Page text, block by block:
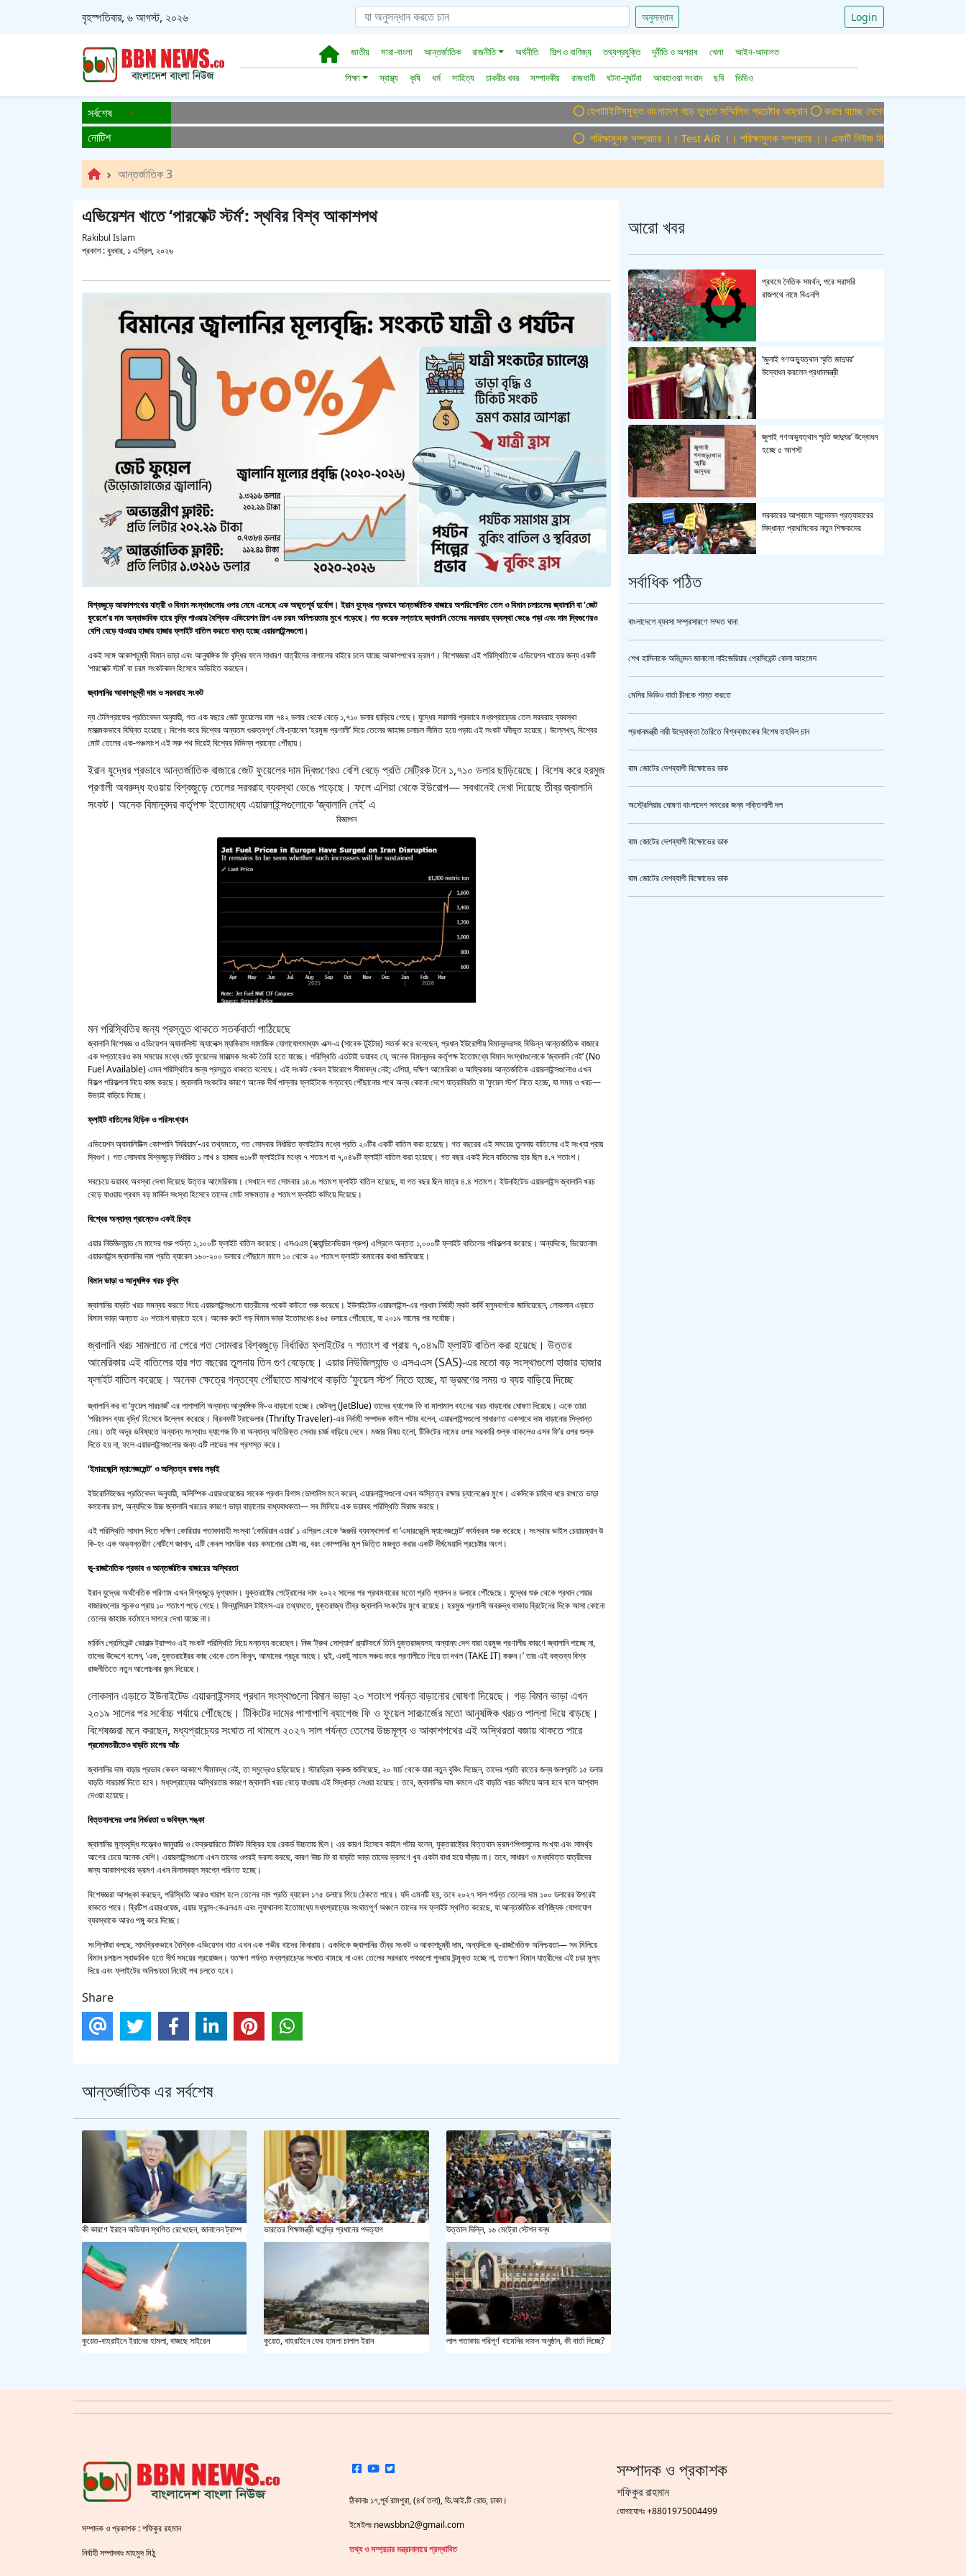
বৃহস্পতিবার, ৬ আগস্ট, ২০২৬ অনুসন্ধান Login
জাতীয় সারা-বাংলা আন্তর্জাতিক রাজনীতি অর্থনীতি শিল্প ও বাণিজ্য তথ্যপ্রযুক্তি দূর্নীতি ও অপরাধ খেলা
আইন-আদালত
শিক্ষা
স্বাস্থ্য কৃষি ধর্ম সাহিত্য চাকরীর খবর সম্পাদকীয় রাজধানী ঘটনা-দূঘর্টনা আবহাওয়া সংবাদ ছবি ভিডিও
সর্বশেষ হেপাটাইটিসমুক্ত বাংলাদেশ গড়ে তুলতে সম্মিলিত প্রচেষ্টার আহ্বান বদলে যাচ্ছে দেশের বিমান ও পর্যটন খাত, ডিসেম্বরে
নোটিশ পরিক্ষামুলক সম্প্রচার ।। Test AiR ।। পরিক্ষামুলক সম্প্রচার ।। একটি নিউজ মিডিয়া হাউজের জন্য অফিস
আন্তর্জাতিক 3
এভিয়েশন খাতে ‘পারফেক্ট স্টর্ম’: স্থবির বিশ্ব আকাশপথ
Rakibul Islam
প্রকাশ :বুধবার, ১ এপ্রিল, ২০২৬
বিশ্বজুড়ে আকাশপথের যাত্রী ও বিমান সংস্থাগুলোর ওপর নেমে এসেছে এক অভূতপূর্ব দুর্যোগ। ইরান যুদ্ধের প্রভাবে আন্তর্জাতিক বাজারে অপরিশোধিত তেল ও বিমান চলাচলের জ্বালানি বা ‘জেট
ফুয়েলে’র দাম অস্বাভাবিক হারে বৃদ্ধি পাওয়ায় বৈশ্বিক এভিয়েশন শিল্প এক চরম অনিশ্চয়তার মুখে পড়েছে। গত কয়েক সপ্তাহে জ্বালানি তেলের সরবরাহ ব্যবস্থা ভেঙে পড়া এবং দাম দ্বিগুণেরও
বেশি বেড়ে যাওয়ায় হাজার হাজার ফ্লাইট বাতিল করতে বাধ্য হচ্ছে এয়ারলাইন্সগুলো।
একই সঙ্গে আকাশচুম্বী বিমান ভাড়া এবং আনুষঙ্গিক ফি বৃদ্ধির ফলে সাধারণ যাত্রীদের নাগালের বাইরে চলে যাচ্ছে আকাশপথের ভ্রমণ। বিশেষজ্ঞরা এই পরিস্থিতিকে এভিয়েশন খাতের জন্য একটি
‘পারফেক্ট স্টর্ম’ বা চরম সংকটকাল হিসেবে অভিহিত করছেন।
জ্বালানির আকাশচুম্বী দাম ও সরবরাহ সংকট
দ্য টেলিগ্রাফের প্রতিবেদন অনুযায়ী, গত এক বছরে জেট ফুয়েলের দাম ৭৪২ ডলার থেকে বেড়ে ১,৭১০ ডলার ছাড়িয়ে গেছে। যুদ্ধের সরাসরি প্রভাবে মধ্যপ্রাচ্যের তেল সরবরাহ ব্যবস্থা
মারাত্মকভাবে বিঘ্নিত হয়েছে। বিশেষ করে বিশ্বের অন্যতম গুরুত্বপূর্ণ নৌ-চ্যানেল ‘হরমুজ প্রণালী’ দিয়ে তেলের জাহাজ চলাচল সীমিত হয়ে পড়ায় এই সংকট ঘনীভূত হয়েছে। উল্লেখ্য, বিশ্বের
মোট তেলের এক-পঞ্চমাংশ এই সরু পথ দিয়েই বিশ্বের বিভিন্ন প্রান্তে পৌঁছায়।
ইরান যুদ্ধের প্রভাবে আন্তর্জাতিক বাজারে জেট ফুয়েলের দাম দ্বিগুণেরও বেশি বেড়ে প্রতি মেট্রিক টনে ১,৭১০ ডলার ছাড়িয়েছে। বিশেষ করে হরমুজ
প্রণালী অবরুদ্ধ হওয়ায় বিশ্বজুড়ে তেলের সরবরাহ ব্যবস্থা ভেঙে পড়েছে। ফলে এশিয়া থেকে ইউরোপ— সবখানেই দেখা দিয়েছে তীব্র জ্বালানি
সংকট। অনেক বিমানবন্দর কর্তৃপক্ষ ইতোমধ্যে এয়ারলাইন্সগুলোকে ‘জ্বালানি নেই’ এ
বিজ্ঞাপন
মন পরিস্থিতির জন্য প্রস্তুত থাকতে সতর্কবার্তা পাঠিয়েছে
জ্বালানি বিশেষজ্ঞ ও এভিয়েশন অ্যানালিস্ট অ্যালেক্স ম্যাকিরাস সামাজিক যোগাযোগমাধ্যম এক্স-এ (সাবেক টুইটার) সতর্ক করে বলেছেন, প্রধান ইউরোপীয় বিমানবন্দরসহ বিভিন্ন আন্তর্জাতিক বাজারে
এক সপ্তাহেরও কম সময়ের মধ্যে জেট ফুয়েলের মারাত্মক সংকট তৈরি হতে যাচ্ছে। পরিস্থিতি এতটাই ভয়াবহ যে, অনেক বিমানবন্দর কর্তৃপক্ষ ইতোমধ্যে বিমান সংস্থাগুলোকে ‘জ্বালানি নেই’ (No
Fuel Available) এমন পরিস্থিতির জন্য প্রস্তুত থাকতে বলেছে। এই সংকট কেবল ইউরোপে সীমাবদ্ধ নেই; এশিয়া, দক্ষিণ আমেরিকা ও আফ্রিকার আন্তর্জাতিক এয়ারলাইন্সগুলোও এখন
বিকল্প পরিকল্পনা নিয়ে কাজ করছে। জ্বালানি সংকটের কারণে অনেক দীর্ঘ পাল্লার ফ্লাইটকে গন্তব্যে পৌঁছানোর পথে অন্য কোনো দেশে যাত্রাবিরতি বা ‘ফুয়েল স্টপ’ নিতে হচ্ছে, যা সময় ও খরচ—
উভয়ই বাড়িয়ে দিচ্ছে।
ফ্লাইট বাতিলের হিড়িক ও পরিসংখ্যান
এভিয়েশন অ্যানালিটিক্স কোম্পানি ‘সিরিয়াম’-এর তথ্যমতে, গত সোমবার নির্ধারিত ফ্লাইটের মধ্যে প্রতি ২০টির একটি বাতিল করা হয়েছে। গত বছরের এই সময়ের তুলনায় বাতিলের এই সংখ্যা প্রায়
দ্বিগুণ। গত সোমবার বিশ্বজুড়ে নির্ধারিত ১ লাখ ৪ হাজার ৬১৮টি ফ্লাইটের মধ্যে ৭ শতাংশ বা ৭,০৪৯টি ফ্লাইট বাতিল করা হয়েছে। গত বছর একই দিনে বাতিলের হার ছিল ৪.৭ শতাংশ।
সবচেয়ে ভয়াবহ অবস্থা দেখা দিয়েছে উত্তর আমেরিকায়। সেখানে গত সোমবার ১৪.৬ শতাংশ ফ্লাইট বাতিল হয়েছে, যা গত বছর ছিল মাত্র ৪.৪ শতাংশ। ইউনাইটেড এয়ারলাইন্স জ্বালানি খরচ
বেড়ে যাওয়ায় প্রথম বড় মার্কিন সংস্থা হিসেবে তাদের মোট সক্ষমতার ৫ শতাংশ ফ্লাইট কমিয়ে দিয়েছে।
বিশ্বের অন্যান্য প্রান্তেও একই চিত্র
এয়ার নিউজিল্যান্ড মে মাসের শুরু পর্যন্ত ১,১০০টি ফ্লাইট বাতিল করেছে। এসএএস (স্ক্যান্ডিনেভিয়ান গ্রুপ) এপ্রিলে অন্তত ১,০০০টি ফ্লাইট বাতিলের পরিকল্পনা করেছে। অন্যদিকে, ভিয়েতনাম
এয়ারলাইন্স জ্বালানির দাম প্রতি ব্যারেল ১৬০-২০০ ডলারে পৌঁছালে মাসে ১০ থেকে ২০ শতাংশ ফ্লাইট কমানোর কথা জানিয়েছে।
বিমান ভাড়া ও আনুষঙ্গিক খরচ বৃদ্ধি
জ্বালানির বাড়তি খরচ সমন্বয় করতে গিয়ে এয়ারলাইন্সগুলো যাত্রীদের পকেট কাটতে শুরু করেছে। ইউনাইটেড এয়ারলাইন্স-এর প্রধান নির্বাহী স্কট কার্বি ব্লুমবার্গকে জানিয়েছেন, লোকসান এড়াতে
বিমান ভাড়া অন্তত ২০ শতাংশ বাড়াতে হবে। অনেক রুটে গড় বিমান ভাড়া ইতোমধ্যে ৪৬৫ ডলারে পৌঁছেছে, যা ২০১৯ সালের পর সর্বোচ্চ।
জ্বালানি খরচ সামলাতে না পেরে গত সোমবার বিশ্বজুড়ে নির্ধারিত ফ্লাইটের ৭ শতাংশ বা প্রায় ৭,০৪৯টি ফ্লাইট বাতিল করা হয়েছে। উত্তর
আমেরিকায় এই বাতিলের হার গত বছরের তুলনায় তিন গুণ বেড়েছে। এয়ার নিউজিল্যান্ড ও এসএএস (SAS)-এর মতো বড় সংস্থাগুলো হাজার হাজার
ফ্লাইট বাতিল করেছে। অনেক ক্ষেত্রে গন্তব্যে পৌঁছাতে মাঝপথে বাড়তি ‘ফুয়েল স্টপ’ নিতে হচ্ছে, যা ভ্রমণের সময় ও ব্যয় বাড়িয়ে দিচ্ছে
জ্বালানি কর বা ‘ফুয়েল সারচার্জ’ এর পাশাপাশি অন্যান্য আনুষঙ্গিক ফি-ও বাড়ানো হচ্ছে। জেটব্লু (JetBlue) তাদের ব্যাগেজ ফি বা মালামাল বহনের খরচ বাড়ানোর ঘোষণা দিয়েছে। একে তারা
‘পরিচালন ব্যয় বৃদ্ধি’ হিসেবে উল্লেখ করেছে। থ্রিনফটি ট্রাভেলার (Thrifty Traveler)-এর নির্বাহী সম্পাদক কাইল পটার বলেন, এয়ারলাইন্সগুলো সাধারণত একসাথে দাম বাড়ানোর সিদ্ধান্ত
নেয়। তাই অদূর ভবিষ্যতে অন্যান্য সংস্থাও ব্যাগেজ ফি বা অন্যান্য অতিরিক্ত সেবার চার্জ বাড়িয়ে দেবে। মজার বিষয় হলো, টিকিটের দামের ওপর সরকারি শুল্ক থাকলেও এসব ফি’র ওপর শুল্ক
দিতে হয় না, ফলে এয়ারলাইন্সগুলোর জন্য এটি লাভের পথ প্রশস্ত করে।
‘ইমারজেন্সি ম্যানেজমেন্ট’ ও অস্তিত্ব রক্ষার লড়াই
ইউরোনিউজের প্রতিবেদন অনুযায়ী, অলিম্পিক এয়ারওয়েজের সাবেক প্রধান রিগাস ডোগানিস মনে করেন, এয়ারলাইন্সগুলো এখন অস্তিত্ব রক্ষার চ্যালেঞ্জের মুখে। একদিকে চাহিদা ধরে রাখতে ভাড়া
কমানোর চাপ, অন্যদিকে উচ্চ জ্বালানি খরচের কারণে ভাড়া বাড়ানোর বাধ্যবাধকতা— সব মিলিয়ে এক ভয়াবহ পরিস্থিতি বিরাজ করছে।
এই পরিস্থিতি সামাল দিতে দক্ষিণ কোরিয়ার পতাকাবাহী সংস্থা ‘কোরিয়ান এয়ার’ ১ এপ্রিল থেকে ‘জরুরি ব্যবস্থাপনা’ বা ‘এমারজেন্সি ম্যানেজমেন্ট’ কার্যক্রম শুরু করেছে। সংস্থার ভাইস চেয়ারম্যান উ
কি-হং এক অভ্যন্তরীণ নোটিশে জানান, এটি কেবল সাময়িক খরচ কমানোর চেষ্টা নয়, বরং কোম্পানির মূল ভিত্তি মজবুত করার একটি দীর্ঘমেয়াদি প্রচেষ্টার অংশ।
ভূ-রাজনৈতিক প্রভাব ও আন্তর্জাতিক বাজারের অস্থিরতা
ইরান যুদ্ধের অর্থনৈতিক পরিণাম এখন বিশ্বজুড়ে দৃশ্যমান। যুক্তরাষ্ট্রে পেট্রোলের দাম ২০২২ সালের পর প্রথমবারের মতো প্রতি গ্যালন ৪ ডলারে পৌঁছেছে। যুদ্ধের শুরু থেকে প্রধান শেয়ার
বাজারগুলোর সূচকও প্রায় ১০ শতাংশ পড়ে গেছে। ফিন্যান্সিয়াল টাইমস-এর তথ্যমতে, যুক্তরাজ্য তীব্র জ্বালানি সংকটের মুখে রয়েছে। হরমুজ প্রণালী অবরুদ্ধ থাকায় ব্রিটেনের দিকে আসা কোনো
তেলের জাহাজ বর্তমানে সাগরে দেখা যাচ্ছে না।
মার্কিন প্রেসিডেন্ট ডোনাল্ড ট্রাম্পও এই সংকট পরিস্থিতি নিয়ে মন্তব্য করেছেন। নিজ ‘ট্রুথ সোশ্যাল’ প্ল্যাটফর্মে তিনি যুক্তরাজ্যসহ অন্যান্য দেশ যারা হরমুজ প্রণালীর কারণে জ্বালানি পাচ্ছে না,
তাদের উদ্দেশে বলেন, ‘এক, যুক্তরাষ্ট্রের কাছ থেকে তেল কিনুন, আমাদের প্রচুর আছে। দুই, একটু সাহস সঞ্চয় করে প্রণালীতে গিয়ে তা দখল (TAKE IT) করুন।’ তার এই বক্তব্য বিশ্ব
রাজনীতিতে নতুন আলোচনার জন্ম দিয়েছে।
লোকসান এড়াতে ইউনাইটেড এয়ারলাইন্সসহ প্রধান সংস্থাগুলো বিমান ভাড়া ২০ শতাংশ পর্যন্ত বাড়ানোর ঘোষণা দিয়েছে। গড় বিমান ভাড়া এখন
২০১৯ সালের পর সর্বোচ্চ পর্যায়ে পৌঁছেছে। টিকিটের দামের পাশাপাশি ব্যাগেজ ফি ও ফুয়েল সারচার্জের মতো আনুষঙ্গিক খরচও পাল্লা দিয়ে বাড়ছে।
বিশেষজ্ঞরা মনে করছেন, মধ্যপ্রাচ্যের সংঘাত না থামলে ২০২৭ সাল পর্যন্ত তেলের উচ্চমূল্য ও আকাশপথের এই অস্থিরতা বজায় থাকতে পারে
প্রমোদতরীতেও বাড়তি চাপের আঁচ
জ্বালানির দাম বাড়ার প্রভাব কেবল আকাশে সীমাবদ্ধ নেই, তা সমুদ্রেও ছড়িয়েছে। স্টারড্রিম ক্রুজ জানিয়েছে, ২০ মার্চ থেকে যারা নতুন বুকিং দিচ্ছেন, তাদের প্রতি রাতের জন্য জনপ্রতি ১৫ ডলার
বাড়তি সারচার্জ দিতে হবে। মধ্যপ্রাচ্যের অস্থিরতার কারণে জ্বালানি খরচ বেড়ে যাওয়ায় এই সিদ্ধান্ত নেওয়া হয়েছে। তবে, জ্বালানির দাম কমলে এই বাড়তি খরচ কমিয়ে আনা হবে বলে আশ্বাস
দেওয়া হয়েছে।
বিত্তবানদের ওপর নির্ভরতা ও ভবিষ্যৎ শঙ্কা
জ্বালানির মূল্যবৃদ্ধি সত্ত্বেও জানুয়ারি ও ফেব্রুয়ারিতে টিকিট বিক্রির হার রেকর্ড উচ্চতায় ছিল। এর কারণ হিসেবে কাইল পটার বলেন, যুক্তরাষ্ট্রের বিত্তবান ভ্রমণপিপাসুদের সংখ্যা এবং সামর্থ্য
আগের চেয়ে অনেক বেশি। এয়ারলাইন্সগুলো এখন তাদের ওপরই ভরসা করছে, কারণ উচ্চ ফি বা বাড়তি ভাড়া তাদের ভ্রমণে খুব একটা বাধা হয়ে দাঁড়ায় না। তবে, সাধারণ ও মধ্যবিত্ত যাত্রীদের
জন্য আকাশপথের ভ্রমণ এখন বিলাসবহুল স্বপ্নে পরিণত হচ্ছে।
বিশেষজ্ঞরা আশঙ্কা করছেন, পরিস্থিতি আরও খারাপ হলে তেলের দাম প্রতি ব্যারেল ১৭৫ ডলারে গিয়ে ঠেকতে পারে। যদি এমনটি হয়, তবে ২০২৭ সাল পর্যন্ত তেলের দাম ১০০ ডলারের উপরেই
থাকতে পারে। ব্রিটিশ এয়ারওয়েজ, এয়ার ফ্রান্স-কেএলএম এবং লুফথানসা ইতোমধ্যে মধ্যপ্রাচ্যের সংঘাতপূর্ণ অঞ্চলে তাদের সব ফ্লাইট স্থগিত করেছে, যা আন্তর্জাতিক বাণিজ্যিক যোগাযোগ
ব্যবস্থাকে আরও পঙ্গু করে দিচ্ছে।
সংশ্লিষ্টরা বলছে, সামগ্রিকভাবে বৈশ্বিক এভিয়েশন খাত এখন এক গভীর খাদের কিনারায়। একদিকে জ্বালানির তীব্র সংকট ও আকাশচুম্বী দাম, অন্যদিকে ভূ-রাজনৈতিক অনিশ্চয়তা— সব মিলিয়ে
বিমান চলাচল স্বাভাবিক হতে দীর্ঘ সময়ের প্রয়োজন। যতক্ষণ পর্যন্ত মধ্যপ্রাচ্যের সংঘাত থামছে না এবং তেলের সরবরাহ পথগুলো পুনরায় উন্মুক্ত হচ্ছে না, ততক্ষণ বিমান যাত্রীদের এই চড়া মূল্য
দিয়ে এবং ফ্লাইটের অনিশ্চয়তা নিয়েই পথ চলতে হবে।
Share
আন্তর্জাতিক এর সর্বশেষ
কী কারণে ইরানে অভিযান স্থগিত রেখেছেন, জানালেন ট্রাম্প ভারতের শিক্ষামন্ত্রী ধর্মেন্দ্র প্রধানের পদত্যাগ উত্তাল দিল্লি, ১৬ মেট্রো স্টেশন বন্ধ
কুয়েত-বাহরাইনে ইরানের হামলা, বাজছে সাইরেন কুয়েত, বাহরাইনে ফের হামলা চালাল ইরান লাল পতাকায় পরিপূর্ণ খামেনির দাফন অনুষ্ঠান, কী বার্তা দিচ্ছে?
আরো খবর
প্রথমে নৈতিক সমর্থন, পরে সরাসরি
রাজপথে নামে বিএনপি
‘জুলাই গণঅভ্যুত্থান স্মৃতি জাদুঘর’
উদ্বোধন করলেন প্রধানমন্ত্রী
জুলাই গণঅভ্যুত্থান স্মৃতি জাদুঘর’ উদ্বোধন
হচ্ছে ৫ আগস্ট
সরকারের আশ্বাসে আন্দোলন প্রত্যাহারের
সিদ্ধান্ত প্রাথমিকের নতুন শিক্ষকদের
লাঠিয়াল বাহিনী নয় : স্বরাষ্ট্রমন্ত্রী
ক্যামেরার টান আজও অটুট, মঞ্চ-সিনেমা
এসএসসি ও সমমানের পরীক্ষার ফলাফল ১০
সর্বাধিক পঠিত
বাংলাদেশে ব্যবসা সম্প্রসারণে সম্মত ঘানা
শেখ হাসিনাকে অভিনন্দন জানালো নাইজেরিয়ার প্রেসিডেন্ট বোলা আহমেদ
মেসির ভিডিও বার্তা চীনকে শান্ত করতে
প্রধানমন্ত্রী নারী উদ্যোক্তা তৈরিতে বিশ্বব্যাংকের বিশেষ তহবিল চান
বাম জোটের দেশব্যাপী বিক্ষোভের ডাক
অস্ট্রেলিয়ার ঘোষণা বাংলাদেশ সফরের জন্য শক্তিশালী দল
বাম জোটের দেশব্যাপী বিক্ষোভের ডাক
বাম জোটের দেশব্যাপী বিক্ষোভের ডাক
সম্পাদক ও প্রকাশক : শফিকুর রহমান
নির্বাহী সম্পাদকঃ মাহমুদ মিঠু
ঠিকানাঃ ১৭,পূর্ব রামপুরা, (৪র্থ তলা), ডি.আই.টি রোড, ঢাকা।
ইমেইলঃ newsbbn2@gmail.com
তথ্য ও সম্প্রচার মন্ত্রানালায়ে প্রস্থাবিত
সম্পাদক ও প্রকাশক
শফিকুর রাহমান
যোগাযোগঃ +8801975004499